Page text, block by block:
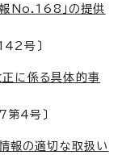
報No.168」の提供
号〕
に係る具体的事
4号〕
報の適切な取扱い